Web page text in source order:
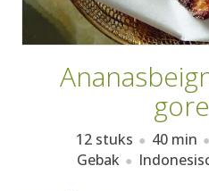
12 stuks 40 min
Gebak